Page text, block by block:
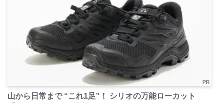
PR
山から日常まで “これ1足”！ シリオの万能ローカット